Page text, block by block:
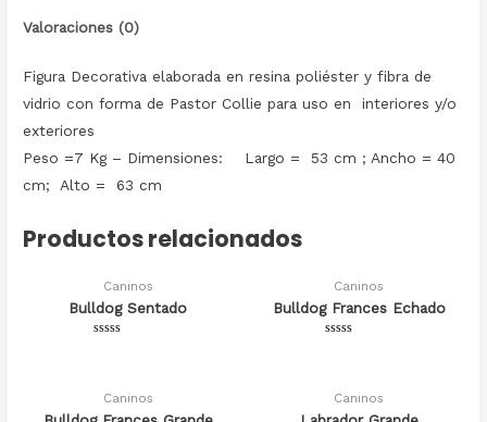
Valoraciones (0)
Figura Decorativa elaborada en resina poliéster y fibra de
vidrio con forma de Pastor Collie para uso en interiores y/o
exteriores
Peso =7 Kg – Dimensiones: Largo = 53 cm ; Ancho = 40
cm; Alto = 63 cm
Productos relacionados
Caninos
Bulldog Sentado
Caninos
Bulldog Frances Echado
Caninos Caninos